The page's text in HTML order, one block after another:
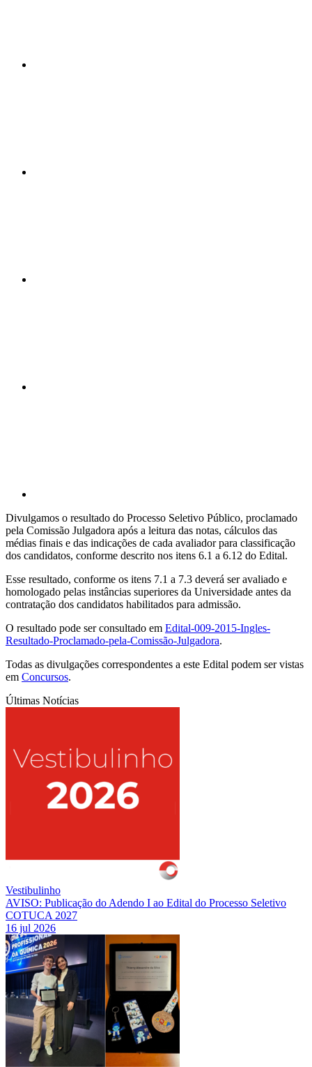
Divulgamos o resultado do Processo Seletivo Público, proclamado
pela Comissão Julgadora após a leitura das notas, cálculos das
médias finais e das indicações de cada avaliador para classificação
dos candidatos, conforme descrito nos itens 6.1 a 6.12 do Edital.
Esse resultado, conforme os itens 7.1 a 7.3 deverá ser avaliado e
homologado pelas instâncias superiores da Universidade antes da
contratação dos candidatos habilitados para admissão.
O resultado pode ser consultado em Edital-009-2015-Ingles-
Resultado-Proclamado-pela-Comissão-Julgadora.
Todas as divulgações correspondentes a este Edital podem ser vistas
em Concursos.
Últimas Notícias
Vestibulinho
AVISO: Publicação do Adendo I ao Edital do Processo Seletivo
COTUCA 2027
16 jul 2026